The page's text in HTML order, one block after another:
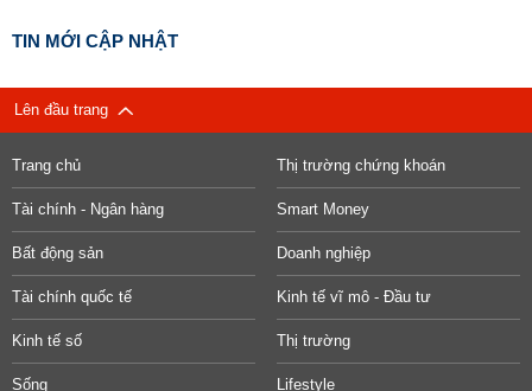
TIN MỚI CẬP NHẬT
Lên đầu trang
Trang chủ Thị trường chứng khoán
Tài chính - Ngân hàng Smart Money
Bất động sản Doanh nghiệp
Tài chính quốc tế Kinh tế vĩ mô - Đầu tư
Kinh tế số Thị trường
Sống Lifestyle